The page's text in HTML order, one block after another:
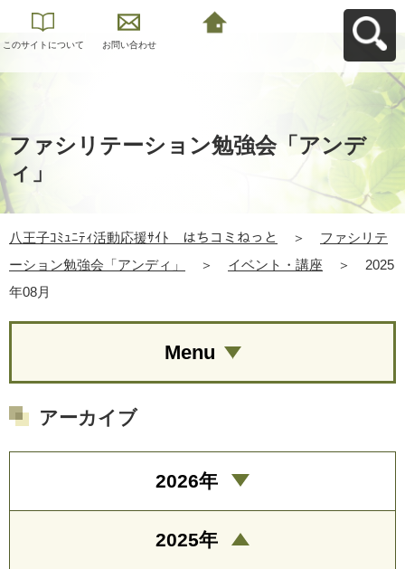
このサイトについて お問い合わせ
ファシリテーション勉強会「アンデ
ィ」
八王子ｺﾐｭﾆﾃｨ活動応援ｻｲﾄ はちコミねっと ＞
ファシリテ
ーション勉強会「アンディ」
＞ イベント・講座 ＞
2025
年08月
Menu
アーカイブ
2026年
2025年